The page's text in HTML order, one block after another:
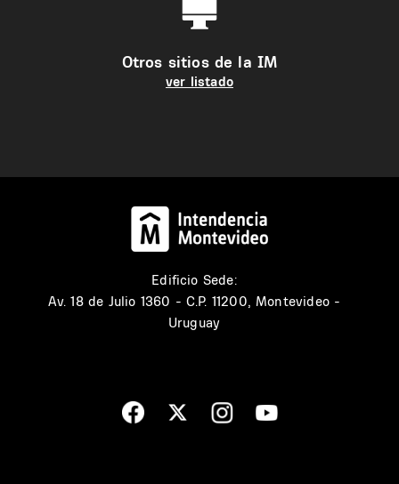
Otros sitios de la IM
ver listado
Edificio Sede:
Av. 18 de Julio 1360 - C.P. 11200, Montevideo -
Uruguay